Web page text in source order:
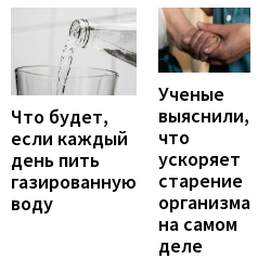
Что будет,
если каждый
день пить
газированную
воду
Ученые
выяснили,
что
ускоряет
старение
организма
на самом
деле